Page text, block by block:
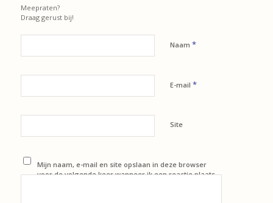
Meepraten?
Draag gerust bij!
Naam *
E-mail *
Site
Mijn naam, e-mail en site opslaan in deze browser
voor de volgende keer wanneer ik een reactie plaats.